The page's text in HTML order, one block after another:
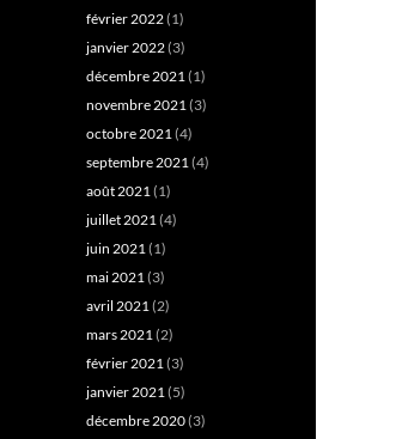
février 2022(1)
janvier 2022(3)
décembre 2021(1)
novembre 2021(3)
octobre 2021(4)
septembre 2021(4)
août 2021(1)
juillet 2021(4)
juin 2021(1)
mai 2021(3)
avril 2021(2)
mars 2021(2)
février 2021(3)
janvier 2021(5)
décembre 2020(3)